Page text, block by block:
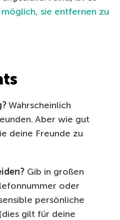
möglich, sie entfernen zu
Wahrscheinlich
Aber wie gut
deine Freunde zu
Gib in großen
oder
persönliche
gilt für deine